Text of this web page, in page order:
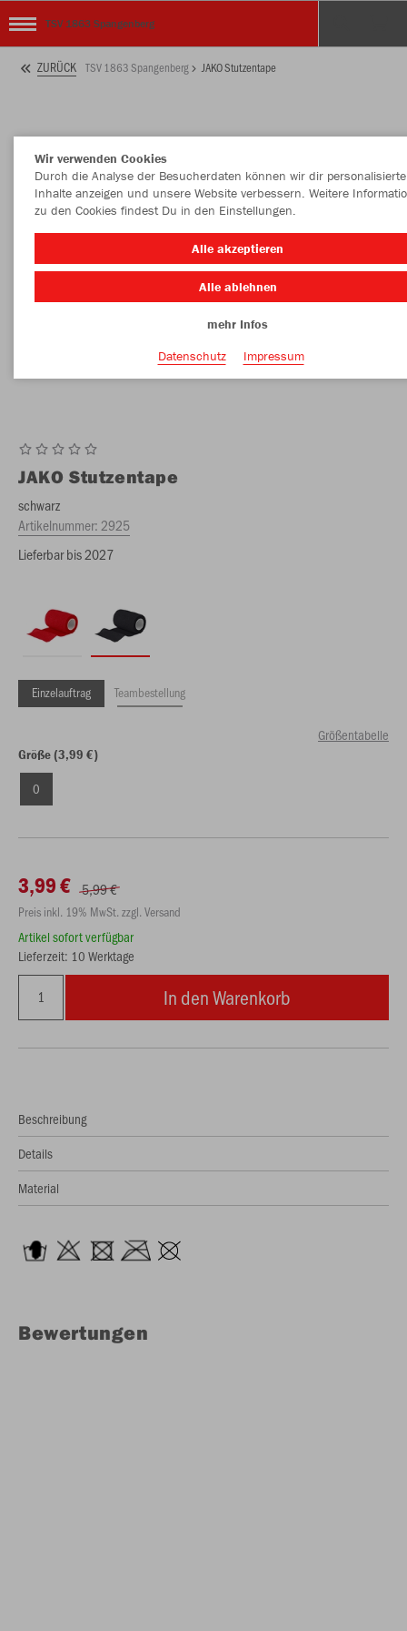
TSV 1863 Spangenberg
ZURÜCK TSV 1863 Spangenberg JAKO Stutzentape
JAKO Stutzentape
schwarz
Artikelnummer: 2925
Lieferbar bis 2027
Einzelauftrag Teambestellung
Größentabelle
Größe (3,99 €)
0
3,99 € 5,99 €
Preis inkl. 19% MwSt. zzgl. Versand
Artikel sofort verfügbar
Lieferzeit: 10 Werktage
In den Warenkorb
Beschreibung
Details
Material
Bewertungen
Wir verwenden Cookies
Durch die Analyse der Besucherdaten können wir dir personalisierte
Inhalte anzeigen und unsere Website verbessern. Weitere
zu den Cookies findest Du in den Einstellungen.
Alle akzeptieren
Alle ablehnen
mehr Infos
Datenschutz
Impressum